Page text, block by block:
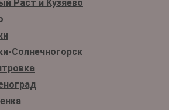
Раст и Кузяево
Солнечногорск